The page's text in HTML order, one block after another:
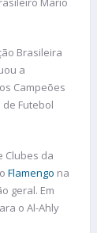
Brasileira
a
Campeões
Futebol
Clubes da
Flamengo na
geral. Em
o Al-Ahly